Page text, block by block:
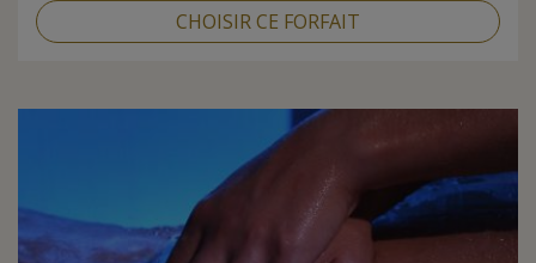
CHOISIR CE FORFAIT